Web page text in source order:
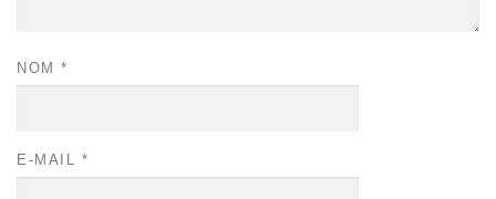
NOM *
E-MAIL *